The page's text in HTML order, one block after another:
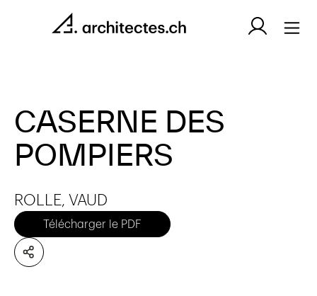
CASERNE DES
POMPIERS
ROLLE, VAUD
Télécharger le PDF